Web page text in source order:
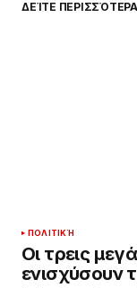
ΔΕΊΤΕ ΠΕΡΙΣΣΌΤΕΡΑ
ΠΟΛΙΤΙΚΉ
Οι τρεις
ενισχύσουν